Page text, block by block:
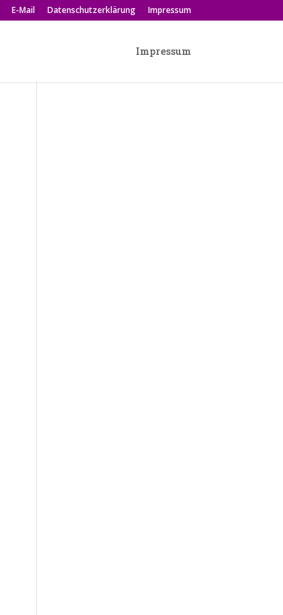
E-Mail Datenschutzerklärung Impressum
Impressum